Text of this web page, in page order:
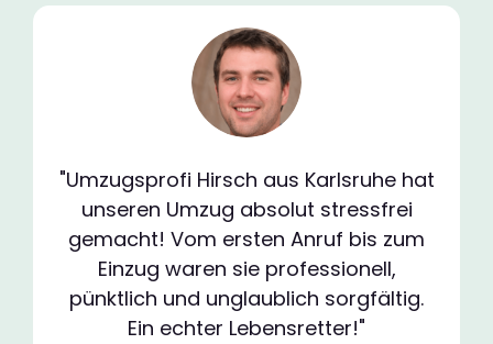
"Umzugsprofi Hirsch aus Karlsruhe hat
unseren Umzug absolut stressfrei
gemacht! Vom ersten Anruf bis zum
Einzug waren sie professionell,
pünktlich und unglaublich sorgfältig.
Ein echter Lebensretter!"